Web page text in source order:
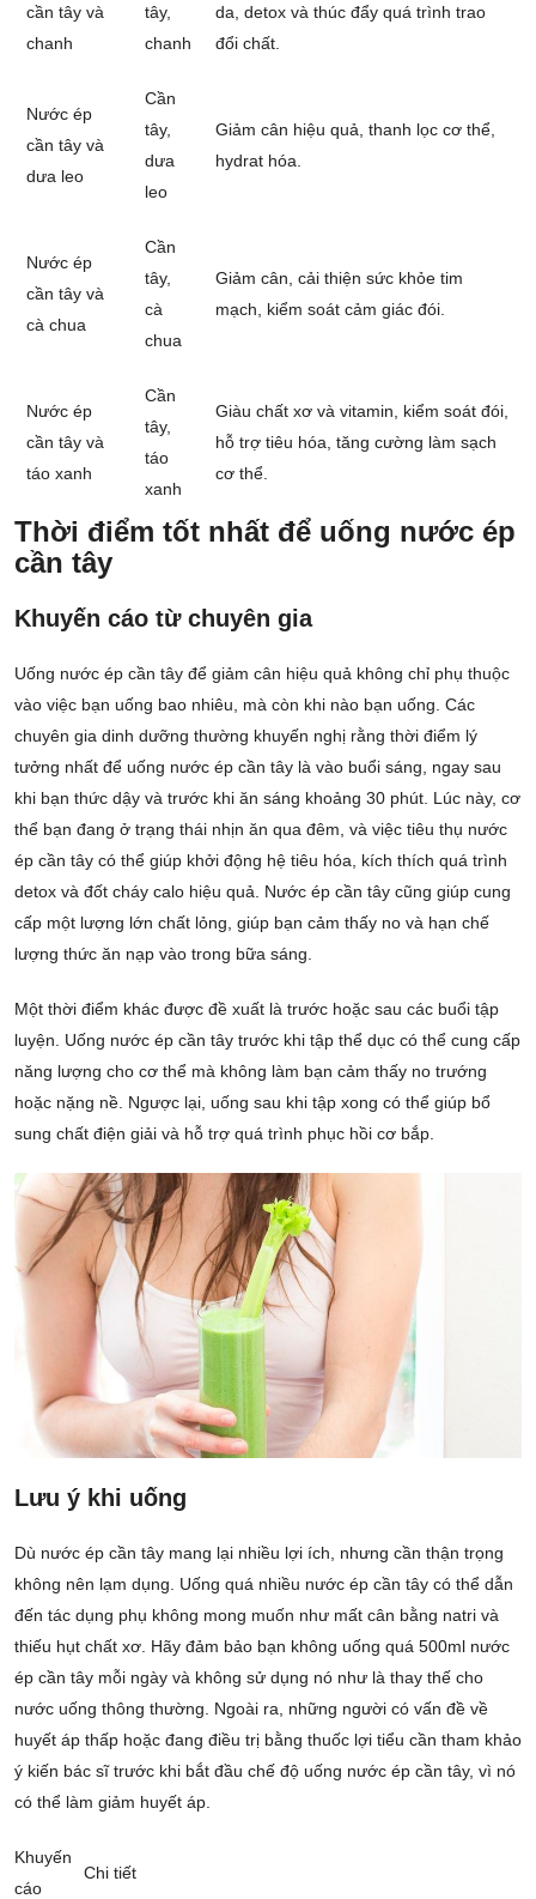
cần tây và
chanh
tây,
chanh
da, detox và thúc đẩy quá trình trao
đổi chất.
Nước ép
cần tây và
dưa leo
Cần
tây,
dưa
leo
Giảm cân hiệu quả, thanh lọc cơ thể,
hydrat hóa.
Nước ép
cần tây và
cà chua
Cần
tây,
cà
chua
Giảm cân, cải thiện sức khỏe tim
mạch, kiểm soát cảm giác đói.
Nước ép
cần tây và
táo xanh
Cần
tây,
táo
xanh
Giàu chất xơ và vitamin, kiểm soát đói,
hỗ trợ tiêu hóa, tăng cường làm sạch
cơ thể.
Thời điểm tốt nhất để uống nước ép
cần tây
Khuyến cáo từ chuyên gia
Uống nước ép cần tây để giảm cân hiệu quả không chỉ phụ thuộc
vào việc bạn uống bao nhiêu, mà còn khi nào bạn uống. Các
chuyên gia dinh dưỡng thường khuyến nghị rằng thời điểm lý
tưởng nhất để uống nước ép cần tây là vào buổi sáng, ngay sau
khi bạn thức dậy và trước khi ăn sáng khoảng 30 phút. Lúc này, cơ
thể bạn đang ở trạng thái nhịn ăn qua đêm, và việc tiêu thụ nước
ép cần tây có thể giúp khởi động hệ tiêu hóa, kích thích quá trình
detox và đốt cháy calo hiệu quả. Nước ép cần tây cũng giúp cung
cấp một lượng lớn chất lỏng, giúp bạn cảm thấy no và hạn chế
lượng thức ăn nạp vào trong bữa sáng.
Một thời điểm khác được đề xuất là trước hoặc sau các buổi tập
luyện. Uống nước ép cần tây trước khi tập thể dục có thể cung cấp
năng lượng cho cơ thể mà không làm bạn cảm thấy no trướng
hoặc nặng nề. Ngược lại, uống sau khi tập xong có thể giúp bổ
sung chất điện giải và hỗ trợ quá trình phục hồi cơ bắp.
Lưu ý khi uống
Dù nước ép cần tây mang lại nhiều lợi ích, nhưng cần thận trọng
không nên lạm dụng. Uống quá nhiều nước ép cần tây có thể dẫn
đến tác dụng phụ không mong muốn như mất cân bằng natri và
thiếu hụt chất xơ. Hãy đảm bảo bạn không uống quá 500ml nước
ép cần tây mỗi ngày và không sử dụng nó như là thay thế cho
nước uống thông thường. Ngoài ra, những người có vấn đề về
huyết áp thấp hoặc đang điều trị bằng thuốc lợi tiểu cần tham khảo
ý kiến bác sĩ trước khi bắt đầu chế độ uống nước ép cần tây, vì nó
có thể làm giảm huyết áp.
Khuyến
cáo
Chi tiết